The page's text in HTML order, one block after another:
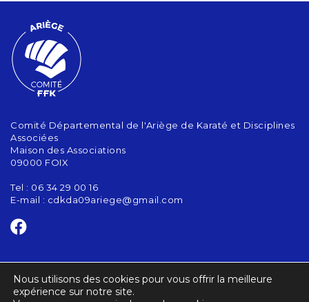
Comité Départemental de l'Ariège de Karaté et Disciplines
Associées
Maison des Associations
09000 FOIX
Tel : 06 34 29 00 16
E-mail : cdkda09ariege@gmail.com
ACTUALITÉS
Nous utilisons des cookies pour vous offrir la meilleure
expérience sur notre site.